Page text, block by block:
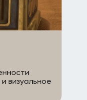
визуальное